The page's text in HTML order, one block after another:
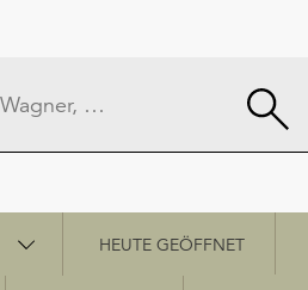
HEUTE GEÖFFNET